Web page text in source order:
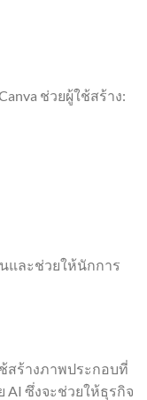
ช่วยผู้ใช้สร้าง:
และช่วยให้นักการ
สร้างภาพประกอบที่
AI ซึ่งจะช่วยให้ธุรกิจ